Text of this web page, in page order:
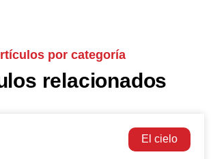
por categoría
relacionados
El cielo